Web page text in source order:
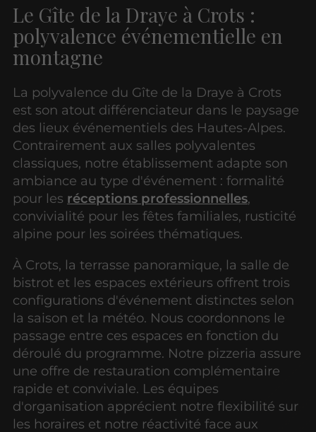
Le Gîte de la Draye à Crots :
polyvalence événementielle en
montagne
La polyvalence du Gîte de la Draye à Crots
est son atout différenciateur dans le paysage
des lieux événementiels des Hautes-Alpes.
Contrairement aux salles polyvalentes
classiques, notre établissement adapte son
ambiance au type d'événement : formalité
pour les réceptions professionnelles,
convivialité pour les fêtes familiales, rusticité
alpine pour les soirées thématiques.
À Crots, la terrasse panoramique, la salle de
bistrot et les espaces extérieurs offrent trois
configurations d'événement distinctes selon
la saison et la météo. Nous coordonnons le
passage entre ces espaces en fonction du
déroulé du programme. Notre pizzeria assure
une offre de restauration complémentaire
rapide et conviviale. Les équipes
d'organisation apprécient notre flexibilité sur
les horaires et notre réactivité face aux